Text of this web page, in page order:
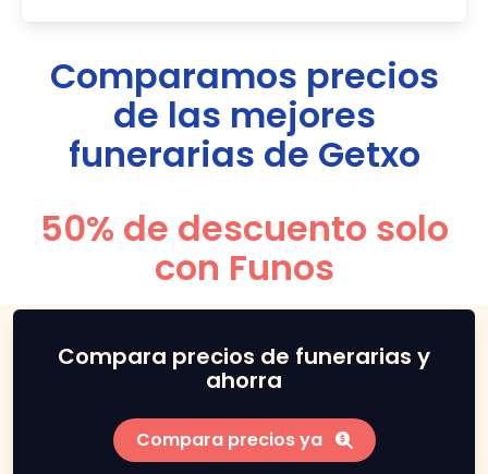
Comparamos precios
de las mejores
funerarias de Getxo
50% de descuento solo
con Funos
Compara precios de funerarias y
ahorra
Compara precios ya